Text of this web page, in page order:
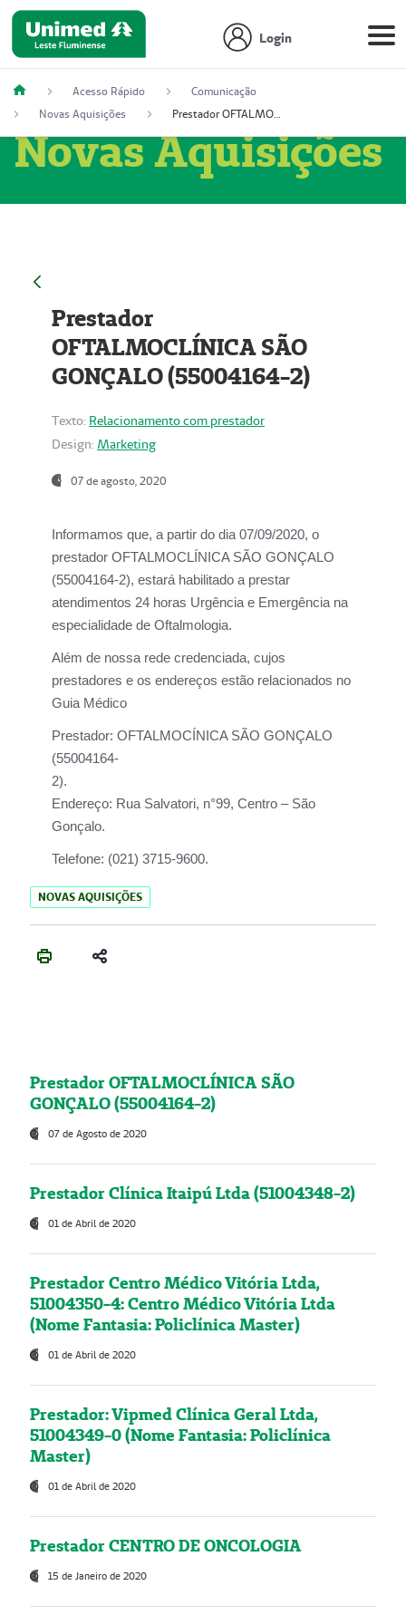
Login
Acesso Rápido
Comunicação
Novas Aquisições
Prestador OFTALMOCLÍNICA SÃO GONÇALO (55004164-2)
Novas Aquisições
Prestador
OFTALMOCLÍNICA SÃO
GONÇALO (55004164-2)
Texto: Relacionamento com prestador
Design: Marketing
07 de agosto, 2020
Informamos que, a partir do dia 07/09/2020, o
prestador OFTALMOCLÍNICA SÃO GONÇALO
(55004164-2), estará habilitado a prestar
atendimentos 24 horas Urgência e Emergência na
especialidade de Oftalmologia.
Além de nossa rede credenciada, cujos
prestadores e os endereços estão relacionados no
Guia Médico
Prestador: OFTALMOCÍNICA SÃO GONÇALO
(55004164-
2).
Endereço: Rua Salvatori, n°99, Centro – São
Gonçalo.
Telefone: (021) 3715-9600.
NOVAS AQUISIÇÕES
Prestador OFTALMOCLÍNICA SÃO
GONÇALO (55004164-2)
07 de Agosto de 2020
Prestador Clínica Itaipú Ltda (51004348-2)
01 de Abril de 2020
Prestador Centro Médico Vitória Ltda,
51004350-4: Centro Médico Vitória Ltda
(Nome Fantasia: Policlínica Master)
01 de Abril de 2020
Prestador: Vipmed Clínica Geral Ltda,
51004349-0 (Nome Fantasia: Policlínica
Master)
01 de Abril de 2020
Prestador CENTRO DE ONCOLOGIA
15 de Janeiro de 2020